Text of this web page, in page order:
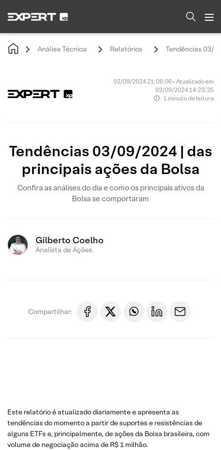
Análise Técnica Relatórios Tendências 03/
02/09/2024 21:08:06 • Atualizado em
03/09/2024 14:23:35
1 minuto de leitura
Tendências 03/09/2024 | das
principais ações da Bolsa
Confira as análises do dia e como os principais ativos da
Bolsa se comportaram
Gilberto Coelho
Analista de Ações
Compartilhar:
Este relatório é atualizado diariamente e apresenta as
tendências do momento a partir de suportes e resistências de
alguns ETFs e, principalmente, de ações da Bolsa brasileira, com
volume de negociação acima de R$ 1 milhão.